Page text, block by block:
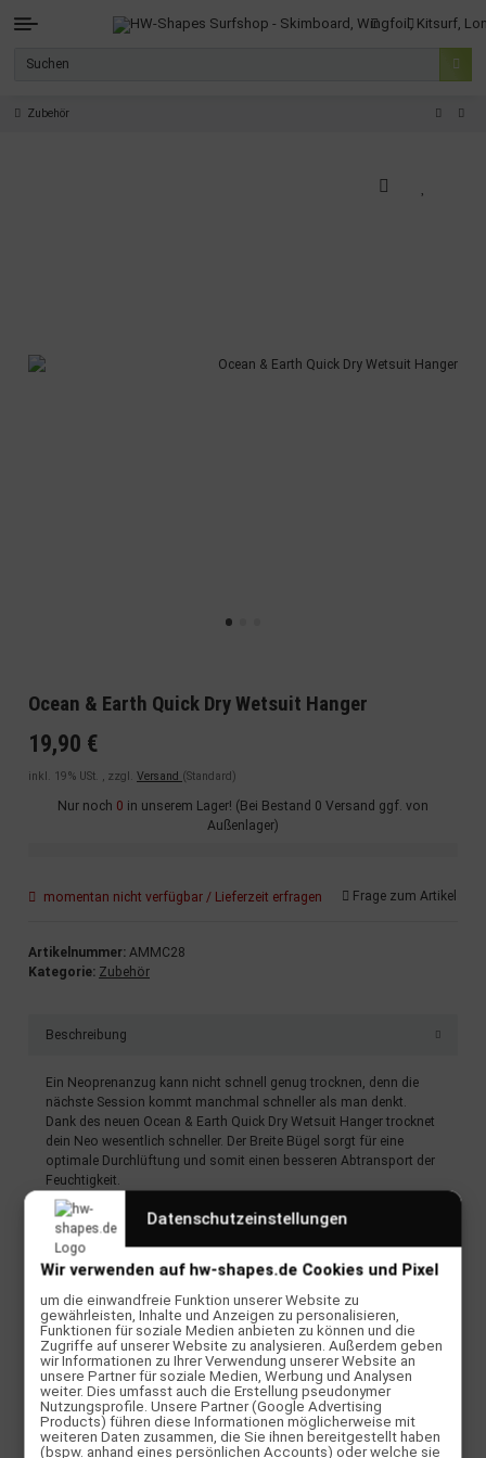
Zubehör
Ocean & Earth Quick Dry Wetsuit Hanger
19,90 €
inkl. 19% USt. , zzgl. Versand (Standard)
Nur noch 0 in unserem Lager! (Bei Bestand 0 Versand ggf. von
Außenlager)
momentan nicht verfügbar / Lieferzeit erfragen Frage zum Artikel
Artikelnummer: AMMC28
Kategorie: Zubehör
Beschreibung
Ein Neoprenanzug kann nicht schnell genug trocknen, denn die
nächste Session kommt manchmal schneller als man denkt.
Dank des neuen Ocean & Earth Quick Dry Wetsuit Hanger trocknet
dein Neo wesentlich schneller. Der Breite Bügel sorgt für eine
optimale Durchlüftung und somit einen besseren Abtransport der
Feuchtigkeit.
TECHNISCHE DETAILS
Klappbar
Extra robust und breit
bis zu vier mal schnellere Trocknung
Bewertungen
Datenschutzeinstellungen
Wir verwenden auf hw-shapes.de Cookies und Pixel
um die einwandfreie Funktion unserer Website zu
gewährleisten, Inhalte und Anzeigen zu personalisieren,
Funktionen für soziale Medien anbieten zu können und die
Zugriffe auf unserer Website zu analysieren. Außerdem geben
wir Informationen zu Ihrer Verwendung unserer Website an
unsere Partner für soziale Medien, Werbung und Analysen
weiter. Dies umfasst auch die Erstellung pseudonymer
Nutzungsprofile. Unsere Partner (Google Advertising
Products) führen diese Informationen möglicherweise mit
weiteren Daten zusammen, die Sie ihnen bereitgestellt haben
(bspw. anhand eines persönlichen Accounts) oder welche sie